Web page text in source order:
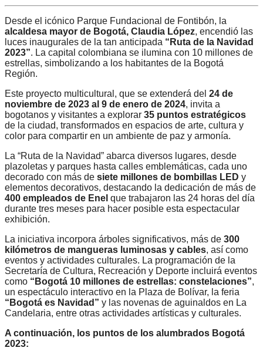
Desde el icónico Parque Fundacional de Fontibón, la
alcaldesa mayor de Bogotá, Claudia López, encendió las
luces inaugurales de la tan anticipada “Ruta de la Navidad
2023”. La capital colombiana se ilumina con 10 millones de
estrellas, simbolizando a los habitantes de la Bogotá
Región.
Este proyecto multicultural, que se extenderá del 24 de
noviembre de 2023 al 9 de enero de 2024, invita a
bogotanos y visitantes a explorar 35 puntos estratégicos
de la ciudad, transformados en espacios de arte, cultura y
color para compartir en un ambiente de paz y armonía.
La “Ruta de la Navidad” abarca diversos lugares, desde
plazoletas y parques hasta calles emblemáticas, cada uno
decorado con más de siete millones de bombillas LED y
elementos decorativos, destacando la dedicación de más de
400 empleados de Enel que trabajaron las 24 horas del día
durante tres meses para hacer posible esta espectacular
exhibición.
La iniciativa incorpora árboles significativos, más de 300
kilómetros de mangueras luminosas y cables, así como
eventos y actividades culturales. La programación de la
Secretaría de Cultura, Recreación y Deporte incluirá eventos
como “Bogotá 10 millones de estrellas: constelaciones”,
un espectáculo interactivo en la Plaza de Bolívar, la feria
“Bogotá es Navidad” y las novenas de aguinaldos en La
Candelaria, entre otras actividades artísticas y culturales.
A continuación, los puntos de los alumbrados Bogotá
2023: